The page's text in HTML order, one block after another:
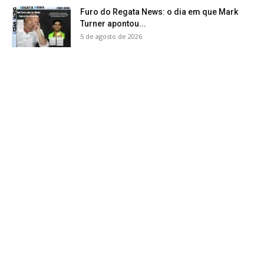
Furo do Regata News: o dia em que Mark
Turner apontou...
5 de agosto de 2026